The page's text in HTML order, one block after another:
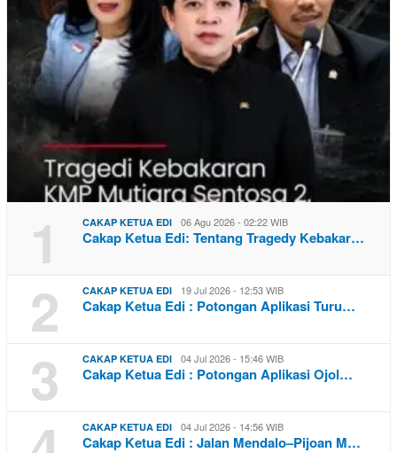
1 CAKAP KETUA EDI 06 Agu 2026 - 02:22 WIB
Cakap Ketua Edi: Tentang Tragedy Kebakar…
2 CAKAP KETUA EDI 19 Jul 2026 - 12:53 WIB
Cakap Ketua Edi : Potongan Aplikasi Turu…
3 CAKAP KETUA EDI 04 Jul 2026 - 15:46 WIB
Cakap Ketua Edi : Potongan Aplikasi Ojol…
CAKAP KETUA EDI 04 Jul 2026 - 14:56 WIB
Cakap Ketua Edi : Jalan Mendalo–Pijoan M…